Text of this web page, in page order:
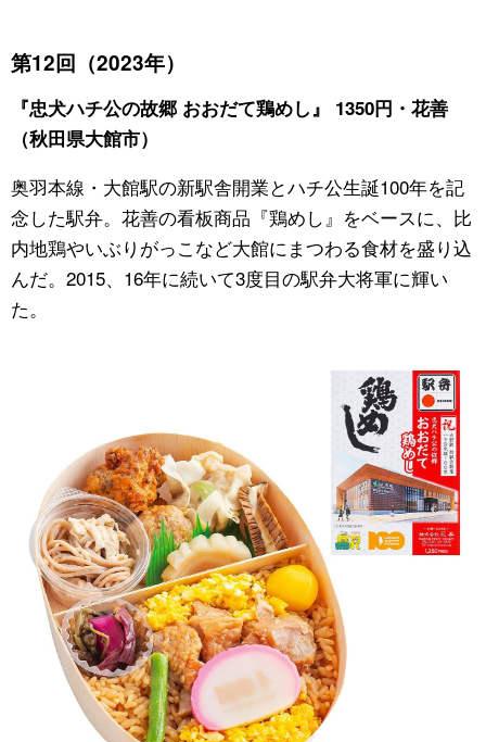
第12回（2023年）
『忠犬ハチ公の故郷 おおだて鶏めし』 1350円・花善
（秋田県大館市）
奥羽本線・大館駅の新駅舎開業とハチ公生誕100年を記
念した駅弁。花善の看板商品『鶏めし』をベースに、比
内地鶏やいぶりがっこなど大館にまつわる食材を盛り込
んだ。2015、16年に続いて3度目の駅弁大将軍に輝い
た。